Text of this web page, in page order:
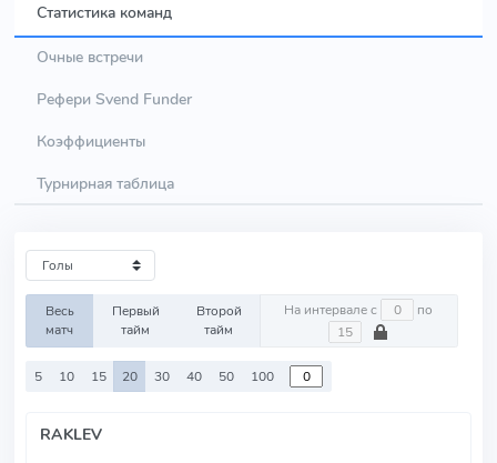
Статистика команд
Очные встречи
Рефери Svend Funder
Коэффициенты
Турнирная таблица
Весь
матч
Первый
тайм
Второй
тайм
На интервале с по
5 10 15 20 30 40 50 100
RAKLEV